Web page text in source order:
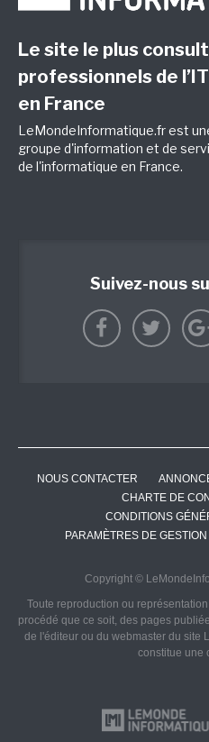
Le site le plus
professionnels de
en France
LeMondeInformatique.fr est
groupe d'information et de
de l'informatique en France.
Suivez-nous
NOUS CONTACTER
CHARTE DE
CONDITIONS
PARAMÈTRES DE
Copyright ©
Toute reproduction ou
procédé que ce soit, des pages
de l'éditeur ou du webmaster du site
constitue une